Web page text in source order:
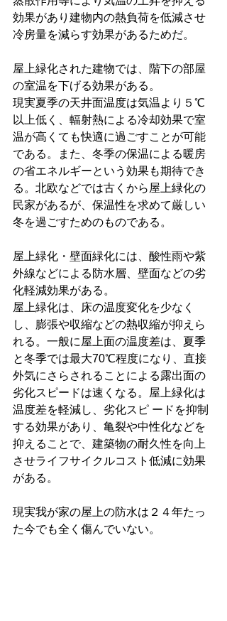
効果があり建物内の熱負荷を低減させ
冷房量を減らす効果があるためだ。
屋上緑化された建物では、階下の部屋
の室温を下げる効果がある。
現実夏季の天井面温度は気温より５℃
以上低く、輻射熱による冷却効果で室
温が高くても快適に過ごすことが可能
である。また、冬季の保温による暖房
の省エネルギーという効果も期待でき
る。北欧などでは古くから屋上緑化の
民家があるが、保温性を求めて厳しい
冬を過ごすためのものである。
屋上緑化・壁面緑化には、酸性雨や紫
外線などによる防水層、壁面などの劣
化軽減効果がある。
屋上緑化は、床の温度変化を少なく
し、膨張や収縮などの熱収縮が抑えら
れる。一般に屋上面の温度差は、夏季
と冬季では最大70℃程度になり、直接
外気にさらされることによる露出面の
劣化スピードは速くなる。屋上緑化は
温度差を軽減し、劣化スピ ードを抑制
する効果があり、亀裂や中性化などを
抑えることで、建築物の耐久性を向上
させライフサイクルコスト低減に効果
がある。
現実我が家の屋上の防水は２４年たっ
た今でも全く傷んでいない。